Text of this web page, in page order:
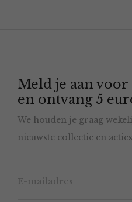
Meld je aan
en ontvang 5
We houden je graag
nieuwste collectie en